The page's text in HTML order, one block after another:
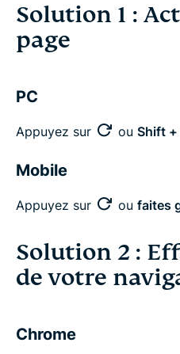
Solution 1 :
page
PC
Appuyez sur ou Shift +
Mobile
Appuyez sur ou faites
Solution 2 :
de votre
Chrome